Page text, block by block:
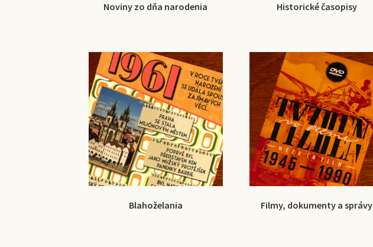
Noviny zo dňa narodenia Historické časopisy
Blahoželania Filmy, dokumenty a správy